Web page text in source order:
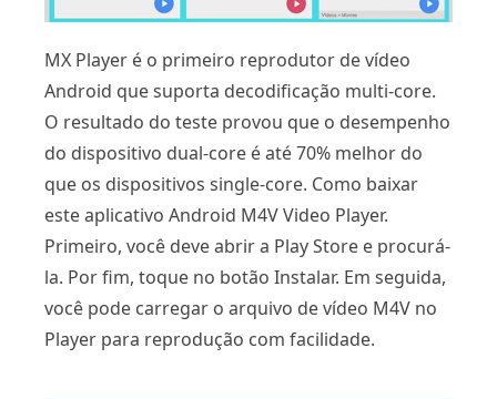
MX Player é o primeiro reprodutor de vídeo
Android que suporta decodificação multi-core.
O resultado do teste provou que o desempenho
do dispositivo dual-core é até 70% melhor do
que os dispositivos single-core. Como baixar
este aplicativo Android M4V Video Player.
Primeiro, você deve abrir a Play Store e procurá-
la. Por fim, toque no botão Instalar. Em seguida,
você pode carregar o arquivo de vídeo M4V no
Player para reprodução com facilidade.